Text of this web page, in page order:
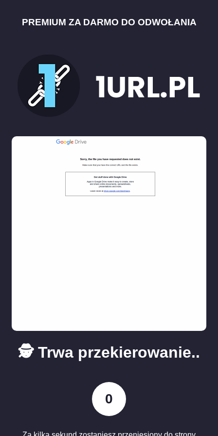
PREMIUM ZA DARMO DO ODWOŁANIA
🕵️ Trwa przekierowanie..
0